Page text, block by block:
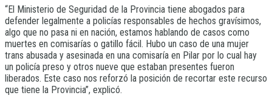
“El Ministerio de Seguridad de la Provincia tiene abogados para
defender legalmente a policías responsables de hechos gravísimos,
algo que no pasa ni en nación, estamos hablando de casos como
muertes en comisarías o gatillo fácil. Hubo un caso de una mujer
trans abusada y asesinada en una comisaría en Pilar por lo cual hay
un policía preso y otros nueve que estaban presentes fueron
liberados. Este caso nos reforzó la posición de recortar este recurso
que tiene la Provincia”, explicó.